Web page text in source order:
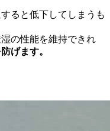
ると低下してしまうも
の性能を維持できれ
げます。